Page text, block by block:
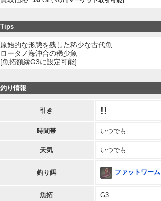
Tips
原始的な形態を残した稀少な古代魚
ロータノ海沖合の稀少魚
[魚拓額縁G3に設定可能]
釣り情報
引き !!
時間帯 いつでも
天気 いつでも
釣り餌 ファットワーム
魚拓 G3